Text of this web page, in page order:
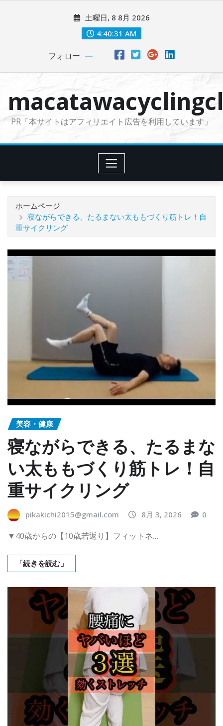
に
土曜日, 8 8月 2026
4:40:33 AM
フォロー
PR「本サイトはアフィリエイト広告を利用しています」
ホームページ
寝ながらできる、たるまない太ももづくり筋トレ！自
重サイクリング
美容・健康
寝ながらできる、たるまな
い太ももづくり筋トレ！自
重サイクリング
pikakichi2015@gmail.com 8月 3, 2026 0
▼40歳からの【10歳若返り】フィットネ…
「続きを読む」